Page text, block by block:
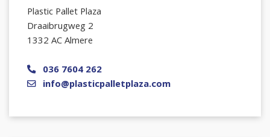
Plastic Pallet Plaza
Draaibrugweg 2
1332 AC Almere
036 7604 262
info@plasticpalletplaza.com